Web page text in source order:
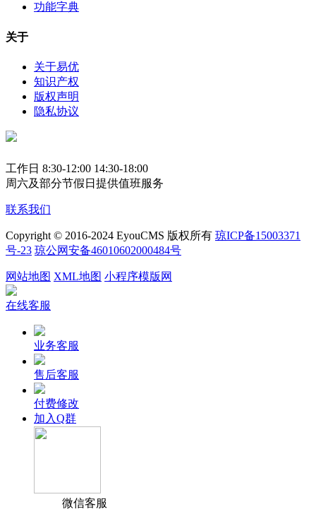
功能字典
关于
关于易优
知识产权
版权声明
隐私协议
工作日 8:30-12:00 14:30-18:00
周六及部分节假日提供值班服务
联系我们
Copyright © 2016-2024 EyouCMS 版权所有 琼ICP备15003371
号-23 琼公网安备46010602000484号
网站地图 XML地图 小程序模版网
在线客服
业务客服
售后客服
付费修改
加入Q群
微信客服